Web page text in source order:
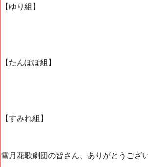
【ゆり組】
【たんぽぽ組】
【すみれ組】
雪月花歌劇団の皆さん、ありがとうござ